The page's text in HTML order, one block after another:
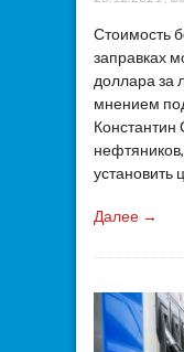
Стоимость
заправках
доллара за
мнением
Константин
установить
Далее →